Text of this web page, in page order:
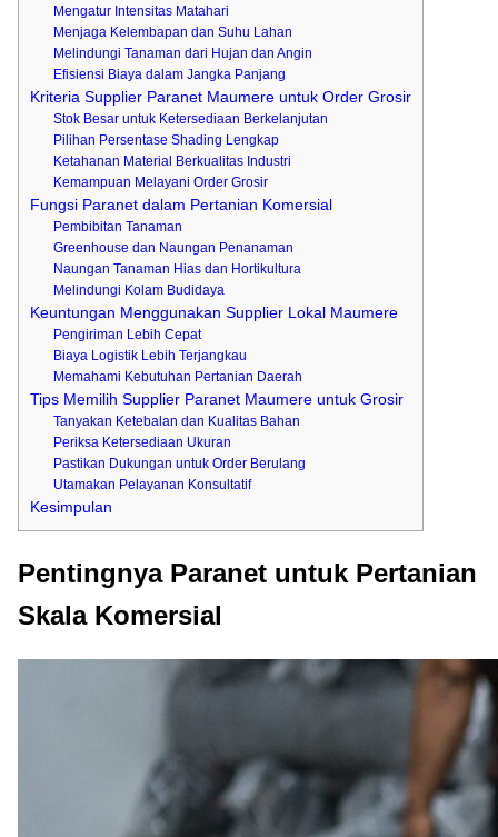
Mengatur Intensitas Matahari
Menjaga Kelembapan dan Suhu Lahan
Melindungi Tanaman dari Hujan dan Angin
Efisiensi Biaya dalam Jangka Panjang
Kriteria Supplier Paranet Maumere untuk Order Grosir
Stok Besar untuk Ketersediaan Berkelanjutan
Pilihan Persentase Shading Lengkap
Ketahanan Material Berkualitas Industri
Kemampuan Melayani Order Grosir
Fungsi Paranet dalam Pertanian Komersial
Pembibitan Tanaman
Greenhouse dan Naungan Penanaman
Naungan Tanaman Hias dan Hortikultura
Melindungi Kolam Budidaya
Keuntungan Menggunakan Supplier Lokal Maumere
Pengiriman Lebih Cepat
Biaya Logistik Lebih Terjangkau
Memahami Kebutuhan Pertanian Daerah
Tips Memilih Supplier Paranet Maumere untuk Grosir
Tanyakan Ketebalan dan Kualitas Bahan
Periksa Ketersediaan Ukuran
Pastikan Dukungan untuk Order Berulang
Utamakan Pelayanan Konsultatif
Kesimpulan
Pentingnya Paranet untuk Pertanian
Skala Komersial